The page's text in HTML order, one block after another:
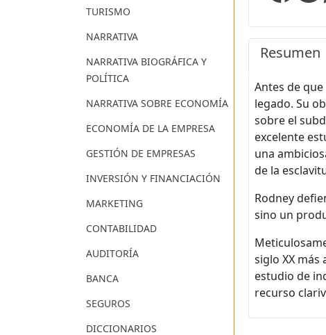
TURISMO
NARRATIVA
NARRATIVA BIOGRÁFICA Y
POLÍTICA
NARRATIVA SOBRE ECONOMÍA
ECONOMÍA DE LA EMPRESA
GESTIÓN DE EMPRESAS
INVERSIÓN Y FINANCIACIÓN
MARKETING
CONTABILIDAD
AUDITORÍA
BANCA
SEGUROS
DICCIONARIOS
Resumen
Antes de
legado. Su
sobre el
excelente
una
de la
Rodney
sino un
siglo XX
estudio de
recurso